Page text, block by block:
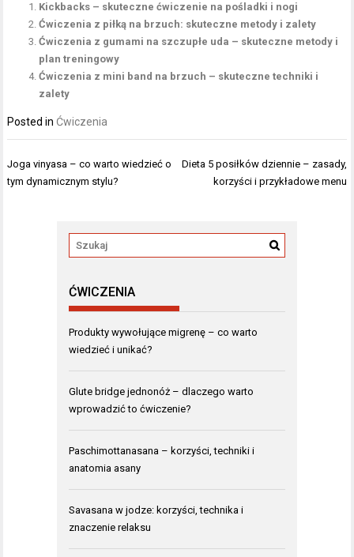
Kickbacks – skuteczne ćwiczenie na pośladki i nogi
Ćwiczenia z piłką na brzuch: skuteczne metody i zalety
Ćwiczenia z gumami na szczupłe uda – skuteczne metody i
plan treningowy
Ćwiczenia z mini band na brzuch – skuteczne techniki i
zalety
Posted in Ćwiczenia
Nawigacja
wpisu
Joga vinyasa – co warto wiedzieć o
tym dynamicznym stylu?
Dieta 5 posiłków dziennie – zasady,
korzyści i przykładowe menu
ĆWICZENIA
Produkty wywołujące migrenę – co warto
wiedzieć i unikać?
Glute bridge jednonóż – dlaczego warto
wprowadzić to ćwiczenie?
Paschimottanasana – korzyści, techniki i
anatomia asany
Savasana w jodze: korzyści, technika i
znaczenie relaksu